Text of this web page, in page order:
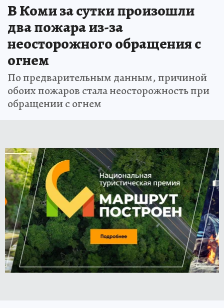
В Коми за сутки произошли
два пожара из-за
неосторожного обращения с
огнем
По предварительным данным, причиной
обоих пожаров стала неосторожность при
обращении с огнем